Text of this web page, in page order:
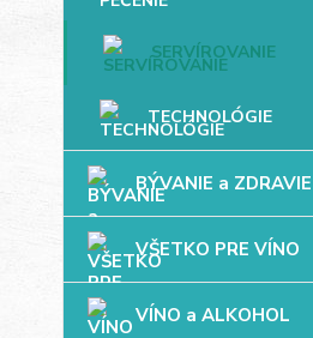
SERVÍROVANIE
TECHNOLÓGIE
BÝVANIE a ZDRAVIE
VŠETKO PRE VÍNO
VÍNO a ALKOHOL